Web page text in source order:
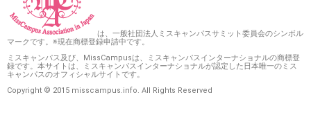
は、一般社団法人ミスキャンパスサミット委員会のシンボル
マークです。※現在商標登録申請中です。
ミスキャンパス及び、MissCampusは、ミスキャンパスインターナショナルの商標登
録です。本サイトは、ミスキャンパスインターナショナルが認定した日本唯一のミス
キャンパスのオフィシャルサイトです。
Copyright © 2015 misscampus.info. All Rights Reserved